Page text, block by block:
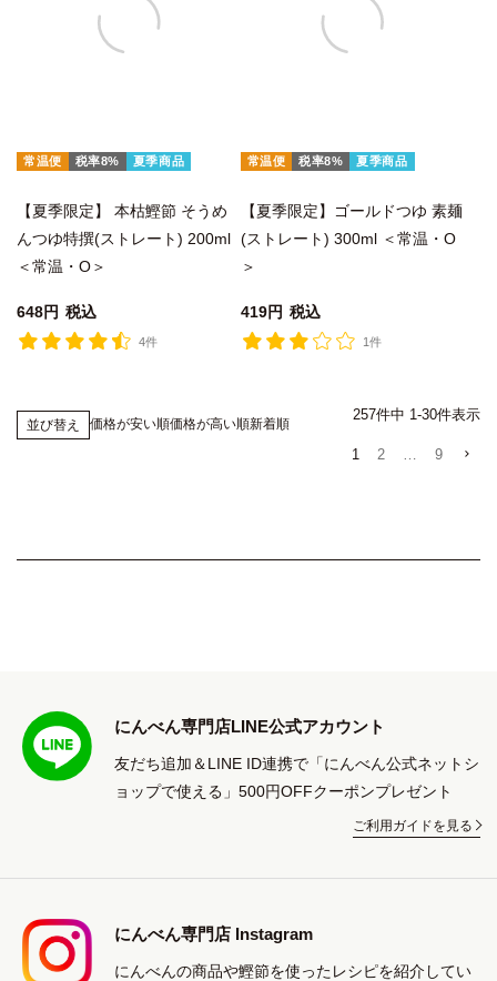
常温便 税率8% 夏季商品
【夏季限定】 本枯鰹節 そうめ
んつゆ特撰(ストレート) 200ml
＜常温・O＞
648 税込
4件
常温便 税率8% 夏季商品
【夏季限定】ゴールドつゆ 素麺
(ストレート) 300ml ＜常温・O
＞
419 税込
1件
並び替え 価格が安い順価格が高い順新着順
257件中 1 -30件表示
1 2 9
にんべん専門店LINE公式アカウント
友だち追加＆LINE ID連携で「にんべん公式ネットシ
ョップで使える」500円OFFクーポンプレゼント
ご利用ガイドを見る
にんべん専門店 Instagram
にんべんの商品や鰹節を使ったレシピを紹介してい